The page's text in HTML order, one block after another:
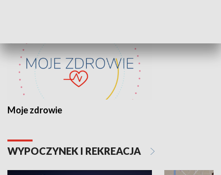
Moje zdrowie
WYPOCZYNEK I REKREACJA